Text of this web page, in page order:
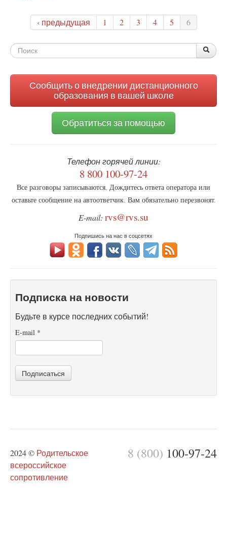
ученые:
редкое
общение
с
сказывается
на
их
развитии
‹ предыдущая 1 2 3 4 5 6
Форма
Сообщить о внедрении дистанционного
образования в вашей школе
Обратиться за помощью
Телефон горячей линии:
8 800 100-97-24
Все разговоры записываются. Дождитесь ответа оператора или
оставьте сообщение на автоответчик. Вам обязательно перезвонят.
E-mail: rvs@rvs.su
Подпишись на нас в соцсетях
Подписка на новости
Будьте в курсе последних событий!
E-mail *
Подписаться
8 (800) 100-97-24
2024 © Родительское
всероссийское
сопротивление